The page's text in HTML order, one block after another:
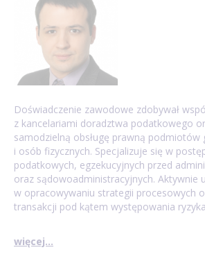
Doświadczenie zawodowe zdobywał
z kancelariami doradztwa podatkowego
samodzielną obsługę prawną podmiotów
i osób fizycznych. Specjalizuje się w
podatkowych, egzekucyjnych przed
oraz sądowoadministracyjnych. Aktywnie
w opracowywaniu strategii procesowych
transakcji pod kątem występowania
więcej...